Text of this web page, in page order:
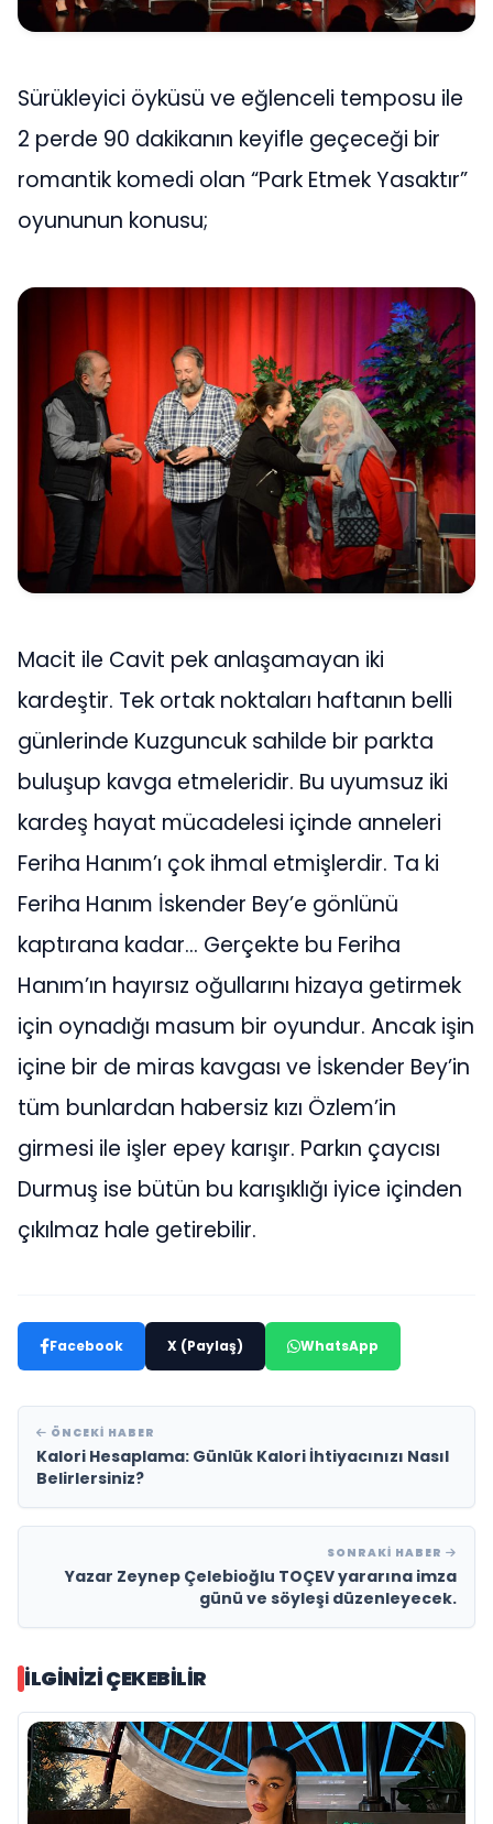
Sürükleyici öyküsü ve eğlenceli temposu ile
2 perde 90 dakikanın keyifle geçeceği bir
romantik komedi olan “Park Etmek Yasaktır”
oyununun konusu;
Macit ile Cavit pek anlaşamayan iki
kardeştir. Tek ortak noktaları haftanın belli
günlerinde Kuzguncuk sahilde bir parkta
buluşup kavga etmeleridir. Bu uyumsuz iki
kardeş hayat mücadelesi içinde anneleri
Feriha Hanım’ı çok ihmal etmişlerdir. Ta ki
Feriha Hanım İskender Bey’e gönlünü
kaptırana kadar… Gerçekte bu Feriha
Hanım’ın hayırsız oğullarını hizaya getirmek
için oynadığı masum bir oyundur. Ancak işin
içine bir de miras kavgası ve İskender Bey’in
tüm bunlardan habersiz kızı Özlem’in
girmesi ile işler epey karışır. Parkın çaycısı
Durmuş ise bütün bu karışıklığı iyice içinden
çıkılmaz hale getirebilir.
Facebook X (Paylaş) WhatsApp
ÖNCEKI HABER
Kalori Hesaplama: Günlük Kalori İhtiyacınızı Nasıl
Belirlersiniz?
SONRAKI HABER
Yazar Zeynep Çelebioğlu TOÇEV yararına imza
günü ve söyleşi düzenleyecek.
İLGINIZI ÇEKEBILIR